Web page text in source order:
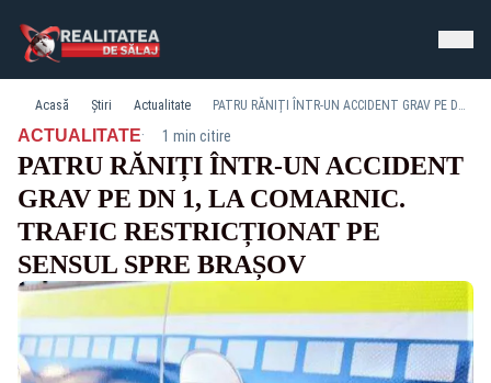
Acasă Știri Actualitate PATRU RĂNIȚI ÎNTR-UN ACCIDENT GRAV PE DN 1, LA COMARNIC. TRAFIC RESTRICȚIONAT PE SENSUL SPRE BRAȘOV
ACTUALITATE· 1 min citire
PATRU RĂNIȚI ÎNTR-UN ACCIDENT
GRAV PE DN 1, LA COMARNIC.
TRAFIC RESTRICȚIONAT PE
SENSUL SPRE BRAȘOV